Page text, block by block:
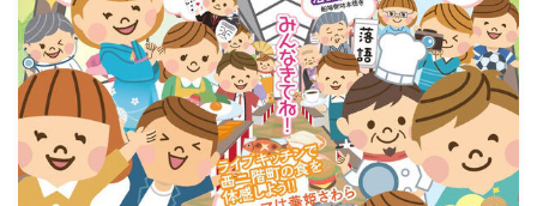
犬とゴミ拾い活動
ご予約・お問い合わせ
ACCESS
DOCROVERの理念